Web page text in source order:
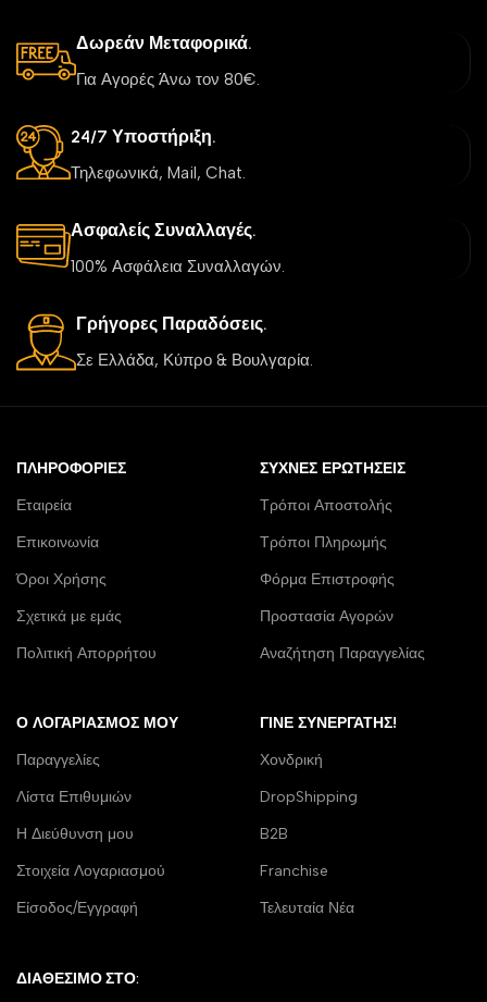
Δωρεάν Μεταφορικά.
Για Αγορές Άνω τον 80€.
24/7 Υποστήριξη.
Τηλεφωνικά, Mail, Chat.
Ασφαλείς Συναλλαγές.
100% Ασφάλεια Συναλλαγών.
Γρήγορες Παραδόσεις.
Σε Ελλάδα, Κύπρο & Βουλγαρία.
ΠΛΗΡΟΦΟΡΊΕΣ
Εταιρεία
Επικοινωνία
Όροι Χρήσης
Σχετικά με εμάς
Πολιτική Απορρήτου
ΣΥΧΝΈΣ ΕΡΩΤΉΣΕΙΣ
Τρόποι Αποστολής
Τρόποι Πληρωμής
Φόρμα Επιστροφής
Προστασία Αγορών
Αναζήτηση Παραγγελίας
Ο ΛΟΓΑΡΙΑΣΜΌΣ ΜΟΥ
Παραγγελίες
Λίστα Επιθυμιών
Η Διεύθυνση μου
Στοιχεία Λογαριασμού
Είσοδος/Εγγραφή
ΓΊΝΕ ΣΥΝΕΡΓΆΤΗΣ!
Χονδρική
DropShipping
B2B
Franchise
Τελευταία Νέα
ΔΙΑΘΕΣΙΜΟ ΣΤΟ: